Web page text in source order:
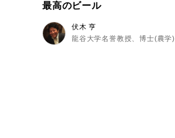
最高のビール
伏木 亨
龍谷大学名誉教授、博士(農学)